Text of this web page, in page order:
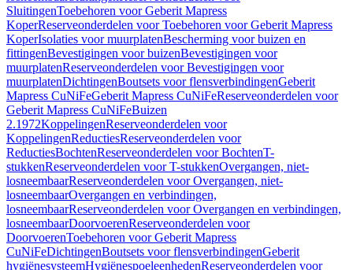
SluitingenToebehoren voor Geberit Mapress
KoperReserveonderdelen voor Toebehoren voor Geberit Mapress
KoperIsolaties voor muurplatenBescherming voor buizen en
fittingenBevestigingen voor buizenBevestigingen voor
muurplatenReserveonderdelen voor Bevestigingen voor
muurplatenDichtingenBoutsets voor flensverbindingenGeberit
Mapress CuNiFeGeberit Mapress CuNiFeReserveonderdelen voor
Geberit Mapress CuNiFeBuizen
2.1972KoppelingenReserveonderdelen voor
KoppelingenReductiesReserveonderdelen voor
ReductiesBochtenReserveonderdelen voor BochtenT-
stukkenReserveonderdelen voor T-stukkenOvergangen, niet-
losneembaarReserveonderdelen voor Overgangen, niet-
losneembaarOvergangen en verbindingen,
losneembaarReserveonderdelen voor Overgangen en verbindingen,
losneembaarDoorvoerenReserveonderdelen voor
DoorvoerenToebehoren voor Geberit Mapress
CuNiFeDichtingenBoutsets voor flensverbindingenGeberit
hygiënesysteemHygiënespoeleenhedenReserveonderdelen voor